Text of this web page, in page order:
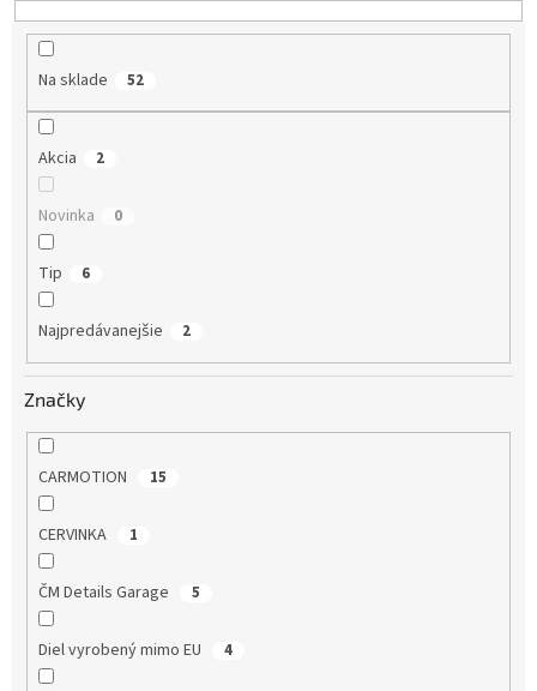
d
Na sklade 52
Akcia 2
Novinka 0
Tip 6
Najpredávanejšie 2
Značky
CARMOTION 15
CERVINKA 1
ČM Details Garage 5
Diel vyrobený mimo EU 4